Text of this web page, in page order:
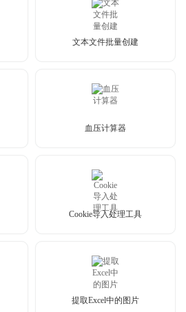
文本文件批量创建
血压计算器
Cookie导入处理工具
提取Excel中的图片